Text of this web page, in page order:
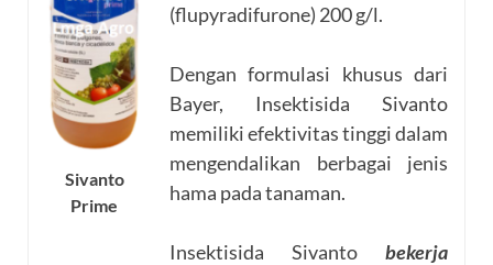
Sivanto
Prime
(flupyradifurone) 200 g/l.
Dengan formulasi khusus dari
Bayer, Insektisida Sivanto
memiliki efektivitas tinggi dalam
mengendalikan berbagai jenis
hama pada tanaman.
Insektisida Sivanto bekerja